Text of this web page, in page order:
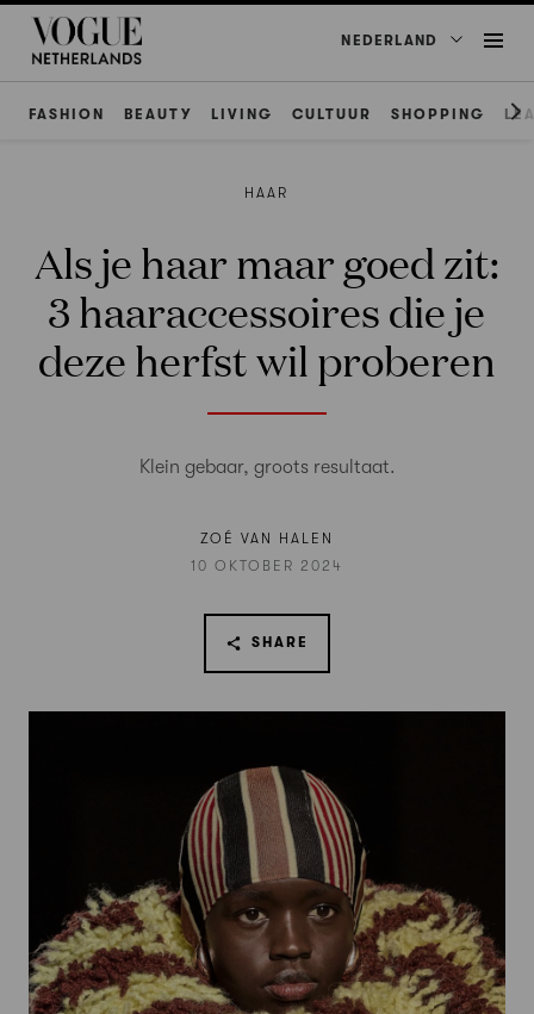
NEDERLAND
FASHION BEAUTY LIVING CULTUUR SHOPPING
HAAR
Als je haar maar goed zit:
3 haaraccessoires die je
deze herfst wil proberen
Klein gebaar, groots resultaat.
ZOÉ VAN HALEN
10 OKTOBER 2024
SHARE